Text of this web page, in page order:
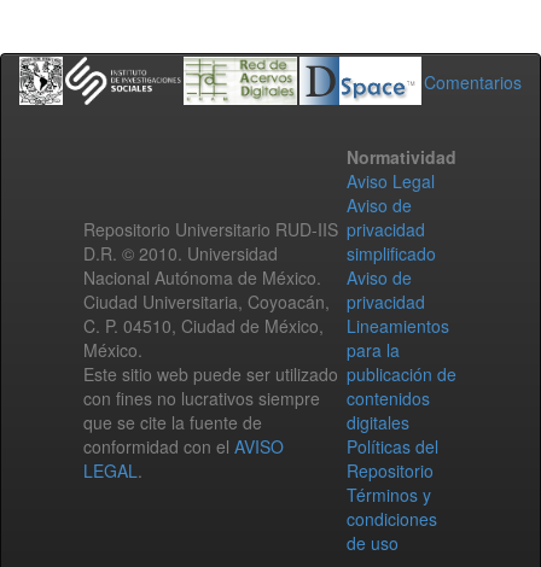
Comentarios
Repositorio Universitario RUD-IIS
D.R. © 2010. Universidad
Nacional Autónoma de México.
Ciudad Universitaria, Coyoacán,
C. P. 04510, Ciudad de México,
México.
Este sitio web puede ser utilizado
con fines no lucrativos siempre
que se cite la fuente de
conformidad con el AVISO
LEGAL.
Normatividad
Aviso Legal
Aviso de
privacidad
simplificado
Aviso de
privacidad
Lineamientos
para la
publicación de
contenidos
digitales
Políticas del
Repositorio
Términos y
condiciones
de uso